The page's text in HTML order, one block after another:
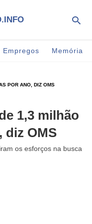
Empregos Memória
POR ANO, DIZ OMS
1,3 milhão
diz OMS
os esforços na busca